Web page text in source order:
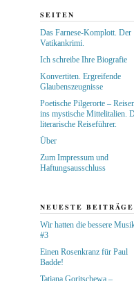
SEITEN
Das Farnese-Komplott. Der
Vatikankrimi.
Ich schreibe Ihre Biografie
Konvertiten. Ergreifende
Glaubenszeugnisse
Poetische Pilgerorte –
ins mystische Mittelitalien.
literarische Reiseführer.
Über
Zum Impressum und
Haftungsausschluss
NEUESTE BEITRÄGE
Wir hatten die bessere
#3
Einen Rosenkranz für Paul
Badde!
Tatjana Goritschewa –